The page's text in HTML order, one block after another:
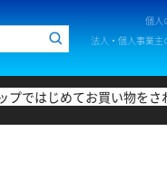
個人
法人・個人事業主
プではじめてお買い物をさ